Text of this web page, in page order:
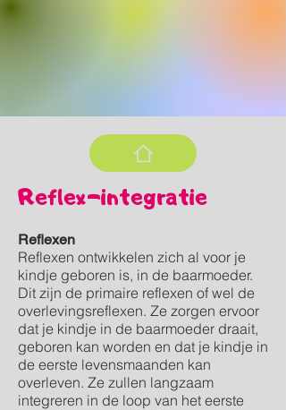
Reflex-integratie
Reflexen
Reflexen ontwikkelen zich al voor je
kindje geboren is, in de baarmoeder.
Dit zijn de primaire reflexen of wel de
overlevingsreflexen. Ze zorgen ervoor
dat je kindje in de baarmoeder draait,
geboren kan worden en dat je kindje in
de eerste levensmaanden kan
overleven. Ze zullen langzaam
integreren in de loop van het eerste